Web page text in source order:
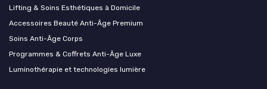
Lifting & Soins Esthétiques à Domicile
Accessoires Beauté Anti-Âge Premium
Soins Anti-Âge Corps
Programmes & Coffrets Anti-Âge Luxe
Luminothérapie et technologies lumière